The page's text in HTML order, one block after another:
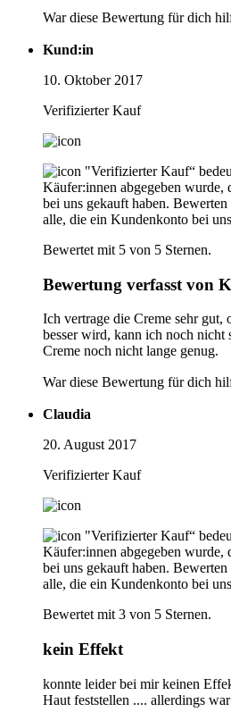
War diese Bewertung für dich
Kund:in
10. Oktober 2017
Verifizierter Kauf
"Verifizierter Kauf“
Käufer:innen abgegeben wurde,
bei uns gekauft haben.
alle, die ein Kundenkonto bei
Bewertet mit 5 von 5 Sternen.
Bewertung verfasst von
Ich vertrage die Creme sehr gut,
besser wird, kann ich noch nicht
Creme noch nicht lange genug.
War diese Bewertung für dich
Claudia
20. August 2017
Verifizierter Kauf
"Verifizierter Kauf“
Käufer:innen abgegeben wurde,
bei uns gekauft haben.
alle, die ein Kundenkonto bei
Bewertet mit 3 von 5 Sternen.
kein Effekt
konnte leider bei mir keinen
Haut feststellen .... allerdings